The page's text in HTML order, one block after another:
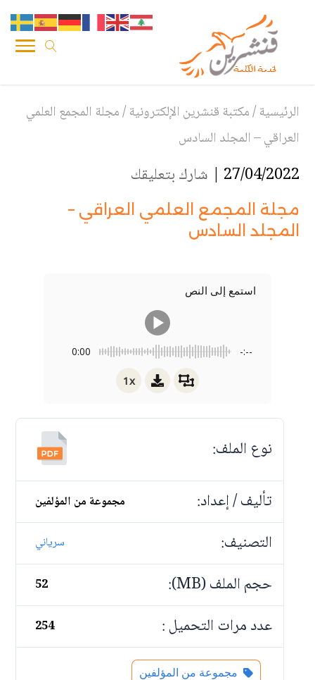
الرئيسية/مكتبة قنشرين الإلكترونية/مجلة المجمع العلمي
العراقي – المجلد السادس
27/04/2022 | شارك بتعليقك
مجلة المجمع العلمي العراقي –
المجلد السادس
استمع إلى النص
0:00 -:--
1x
نوع الملف:
تأليف / إعداد:
مجموعة من المؤلفين
التصنيف: سرياني
حجم الملف (MB): 52
عدد مرات التحميل : 254
مجموعة من المؤلفين